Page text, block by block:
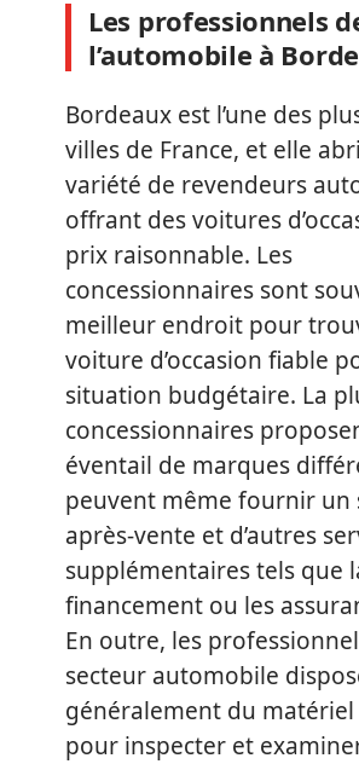
Les professionnels
l’automobile à
Bordeaux est l’une des
villes de France, et elle
variété de revendeurs
offrant des voitures
prix raisonnable. Les
concessionnaires sont
meilleur endroit pour
voiture d’occasion fiable
situation budgétaire. La
concessionnaires
éventail de marques
peuvent même fournir un
après-vente et d’autres
supplémentaires tels que
financement ou les
En outre, les
secteur automobile
généralement du matériel
pour inspecter et